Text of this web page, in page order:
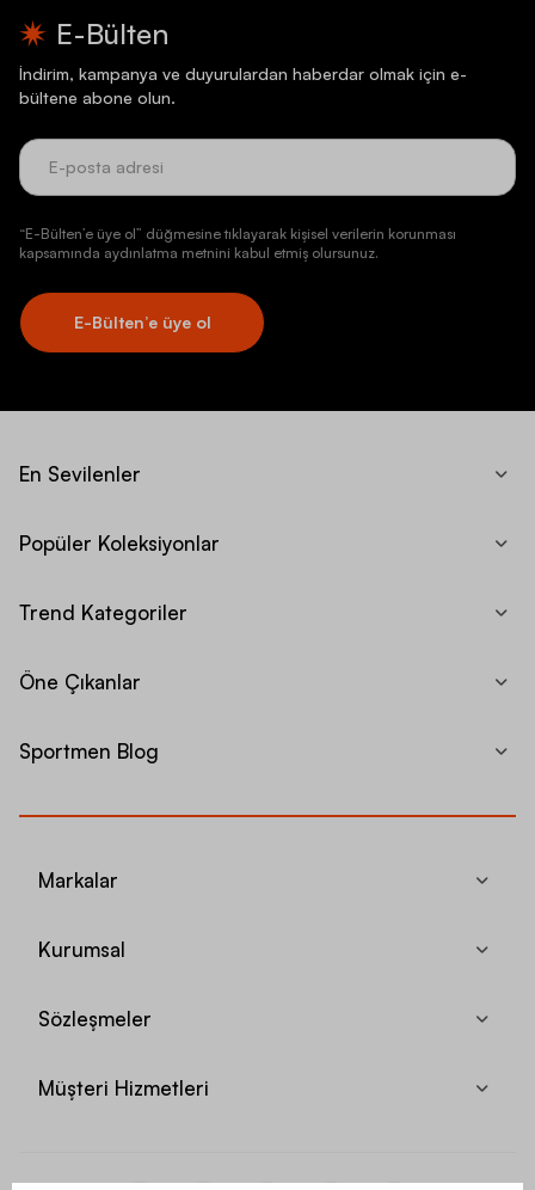
E-Bülten
İndirim, kampanya ve duyurulardan haberdar olmak için e-
bültene abone olun.
“E-Bülten’e üye ol” düğmesine tıklayarak kişisel verilerin korunması
kapsamında aydınlatma metnini kabul etmiş olursunuz.
E-Bülten’e üye ol
En Sevilenler
Popüler Koleksiyonlar
Trend Kategoriler
Öne Çıkanlar
Sportmen Blog
Markalar
Kurumsal
Sözleşmeler
Müşteri Hizmetleri